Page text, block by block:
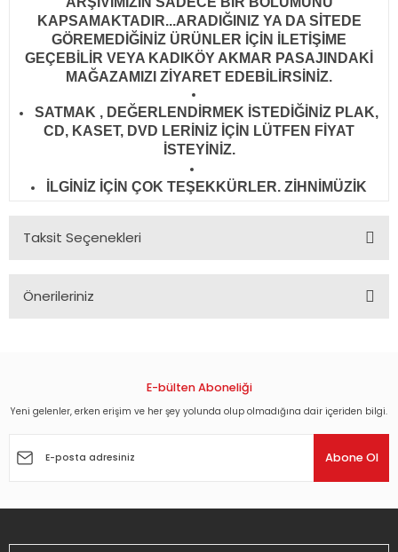
KAPSAMAKTADIR...ARADIĞINIZ YA DA SİTEDE
GÖREMEDİĞİNİZ ÜRÜNLER İÇİN İLETİŞİME
GEÇEBİLİR VEYA KADIKÖY AKMAR PASAJINDAKİ
MAĞAZAMIZI ZİYARET EDEBİLİRSİNİZ.
SATMAK , DEĞERLENDİRMEK İSTEDİĞİNİZ PLAK,
CD, KASET, DVD LERİNİZ İÇİN LÜTFEN FİYAT
İSTEYİNİZ.
İLGİNİZ İÇİN ÇOK TEŞEKKÜRLER. ZİHNİMÜZİK
Taksit Seçenekleri
Önerileriniz
Görüş ve önerileriniz için teşekkür ederiz.
Ürün açıklamasında eksik bilgiler bulunuyor.
E-bülten Aboneliği
Yeni gelenler, erken erişim ve her şey yolunda olup olmadığına dair içeriden bilgi.
Abone Ol